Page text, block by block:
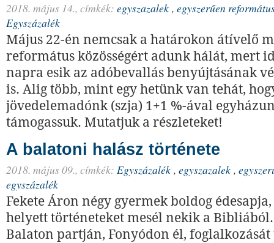
2018. május 14., címkék: egyszazalek , egyszerűen
Egyszázalék
Május 22-én nemcsak a határokon átívelő
református közösségért adunk hálát, mert
napra esik az adóbevallás benyújtásának
is. Alig több, mint egy hetünk van tehát,
jövedelemadónk (szja) 1+1 %-ával
támogassuk. Mutatjuk a részleteket!
A balatoni halász története
2018. május 09., címkék: Egyszázalék , egyszazalek ,
egyszázalék
Fekete Áron négy gyermek boldog
helyett történeteket mesél nekik a
Balaton partján, Fonyódon él,